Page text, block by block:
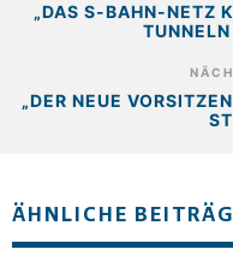
„DAS S-BAHN-NETZ
UNNELN
„DER NEUE
ÄHNLICHE